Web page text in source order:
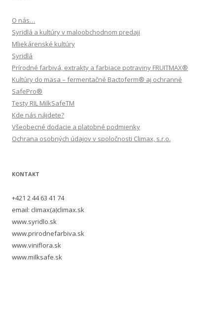
O nás…
Syridlá a kultúry v maloobchodnom predaji
Mliekárenské kultúry
Syridlá
Prírodné farbivá, extrakty a farbiace potraviny FRUITMAX®
Kultúry do mäsa – fermentačné Bactoferm® aj ochranné
SafePro®
Testy RIL MilkSafeTM
Kde nás nájdete?
Všeobecné dodacie a platobné podmienky
Ochrana osobných údajov v spoločnosti Climax, s.r.o.
KONTAKT
+421 2 44 63 41 74
email: climax(a)climax.sk
www.syridlo.sk
www.prirodnefarbiva.sk
www.viniflora.sk
www.milksafe.sk